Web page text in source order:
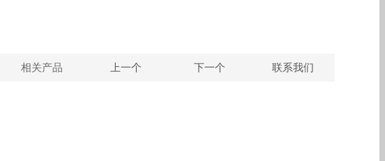
相关产品 上一个 下一个 联系我们